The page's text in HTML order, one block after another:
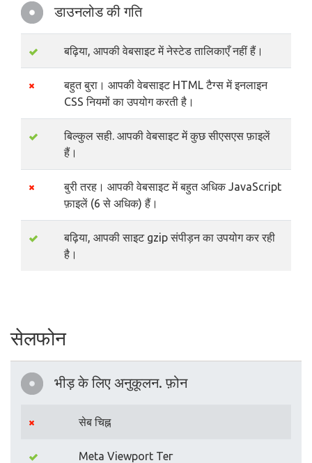
डाउनलोड की गति
बढ़िया, आपकी वेबसाइट में नेस्टेड तालिकाएँ नहीं हैं।
बहुत बुरा। आपकी वेबसाइट HTML टैग्स में इनलाइन
CSS नियमों का उपयोग करती है।
बिल्कुल सही. आपकी वेबसाइट में कुछ सीएसएस फ़ाइलें
हैं।
बुरी तरह। आपकी वेबसाइट में बहुत अधिक JavaScript
फ़ाइलें (6 से अधिक) हैं।
बढ़िया, आपकी साइट gzip संपीड़न का उपयोग कर रही
है।
सेलफोन
भीड़ के लिए अनुकूलन. फ़ोन
सेब चिह्न
Meta Viewport Тег